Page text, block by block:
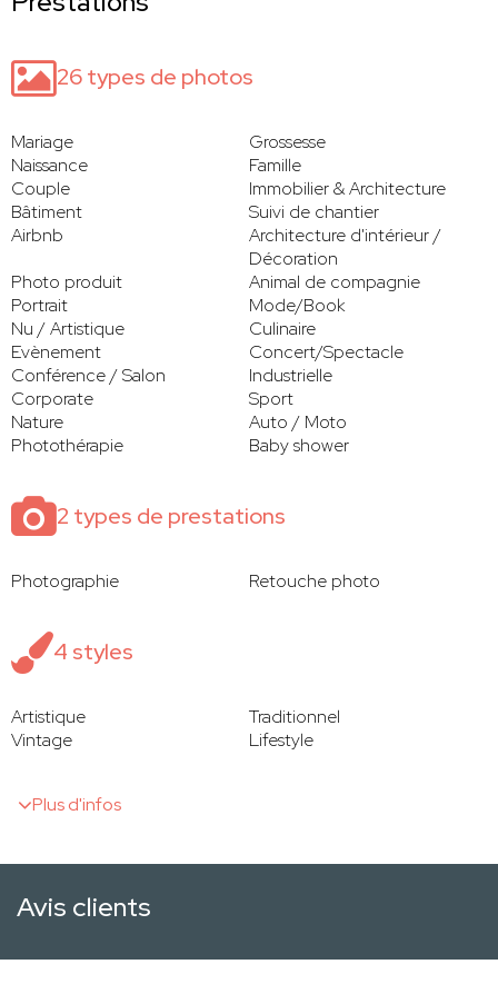
26 types de photos
Mariage
Grossesse
Naissance
Famille
Couple
Immobilier & Architecture
Bâtiment
Suivi de chantier
Airbnb
Architecture d'intérieur /
Décoration
Photo produit
Animal de compagnie
Portrait
Mode/Book
Nu / Artistique
Culinaire
Evènement
Concert/Spectacle
Conférence / Salon
Industrielle
Corporate
Sport
Nature
Auto / Moto
Photothérapie
Baby shower
2 types de prestations
Photographie Retouche photo
4 styles
Artistique
Traditionnel
Vintage
Lifestyle
Plus d'infos
Avis clients